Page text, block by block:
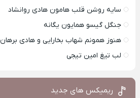
سایه روشن قلب هامون هادی روانشاد
جنگل گیسو همایون یگانه
هنوز همونم شهاب بخارایی و هادی برهان
لب تیغ امین تیجی
ریمیکس های جدید